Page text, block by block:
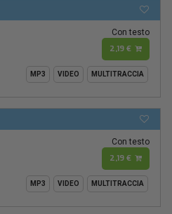
Con testo
2,19 €
MP3 VIDEO MULTITRACCIA
Con testo
2,19 €
MP3 VIDEO MULTITRACCIA